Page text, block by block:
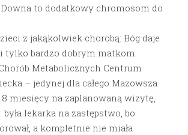
Downa to dodatkowy chromosom do
z jakąkolwiek chorobą: Bóg daje
tylko bardzo dobrym matkom.
Metabolicznych Centrum
– jedynej dla całego Mazowsza
8 miesięcy na zaplanowaną wizytę,
lekarka na zastępstwo, bo
a kompletnie nie miała